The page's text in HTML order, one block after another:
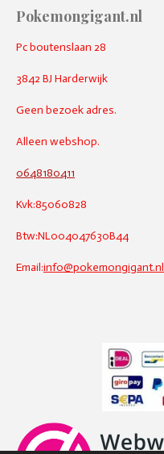
Pokemongigant.nl
Pc boutenslaan 28
3842 BJ Harderwijk
Geen bezoek adres.
Alleen webshop.
0648180411
Kvk:85060828
Btw:NL004047630B44
Email:info@pokemongigant.nl